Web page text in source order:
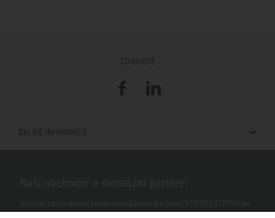
ZDIEĽAJTE
FacebookLinkedIn
ĎALŠIE INFORMÁCIE